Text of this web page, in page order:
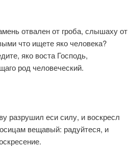
отвален от гроба, слышаху от
что ищете яко человека?
яко воста Господь,
род человеческий.
разрушил еси силу, и воскресл
вещавый: радуйтеся, и